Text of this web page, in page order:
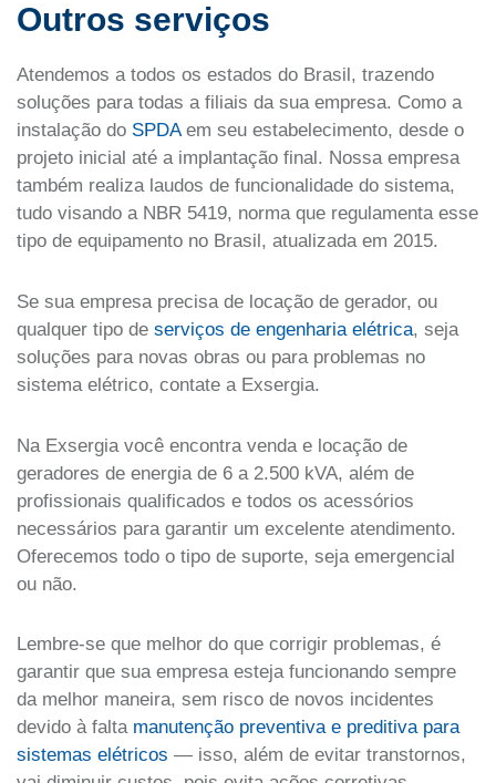
Outros serviços
Atendemos a todos os estados do Brasil, trazendo
soluções para todas a filiais da sua empresa. Como a
instalação do SPDAem seu estabelecimento, desde o
projeto inicial até a implantação final. Nossa empresa
também realiza laudos de funcionalidade do sistema,
tudo visando a NBR 5419, norma que regulamenta esse
tipo de equipamento no Brasil, atualizada em 2015.
Se sua empresa precisa de locação de gerador, ou
qualquer tipo de serviços de engenharia elétrica, seja
soluções para novas obras ou para problemas no
sistema elétrico, contate a Exsergia.
Na Exsergia você encontra venda e locação de
geradores de energia de 6 a 2.500 kVA, além de
profissionais qualificados e todos os acessórios
necessários para garantir um excelente atendimento.
Oferecemos todo o tipo de suporte, seja emergencial
ou não.
Lembre-se que melhor do que corrigir problemas, é
garantir que sua empresa esteja funcionando sempre
da melhor maneira, sem risco de novos incidentes
devido à falta manutenção preventiva e preditiva para
sistemas elétricos — isso, além de evitar transtornos,